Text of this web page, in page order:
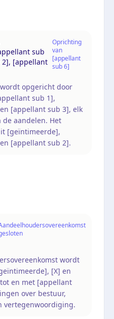
sub
[appellant
Oprichting
van
[appellant
sub 6]
opgericht door
sub 1],
[appellant sub 3], elk
de aandelen. Het
[geïntimeerde],
[appellant sub 2].
wordt
[X] en
en met [appellant
over bestuur,
vertegenwoordiging.